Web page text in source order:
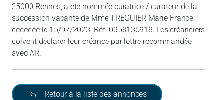
35000 Rennes, a été nommée curatrice / curateur de la
succession vacante de Mme TREGUIER Marie-France
décédée le 15/07/2023. Réf. 0358136918. Les créanciers
doivent déclarer leur créance par lettre recommandée
avec AR.
Retour à la liste des annonces